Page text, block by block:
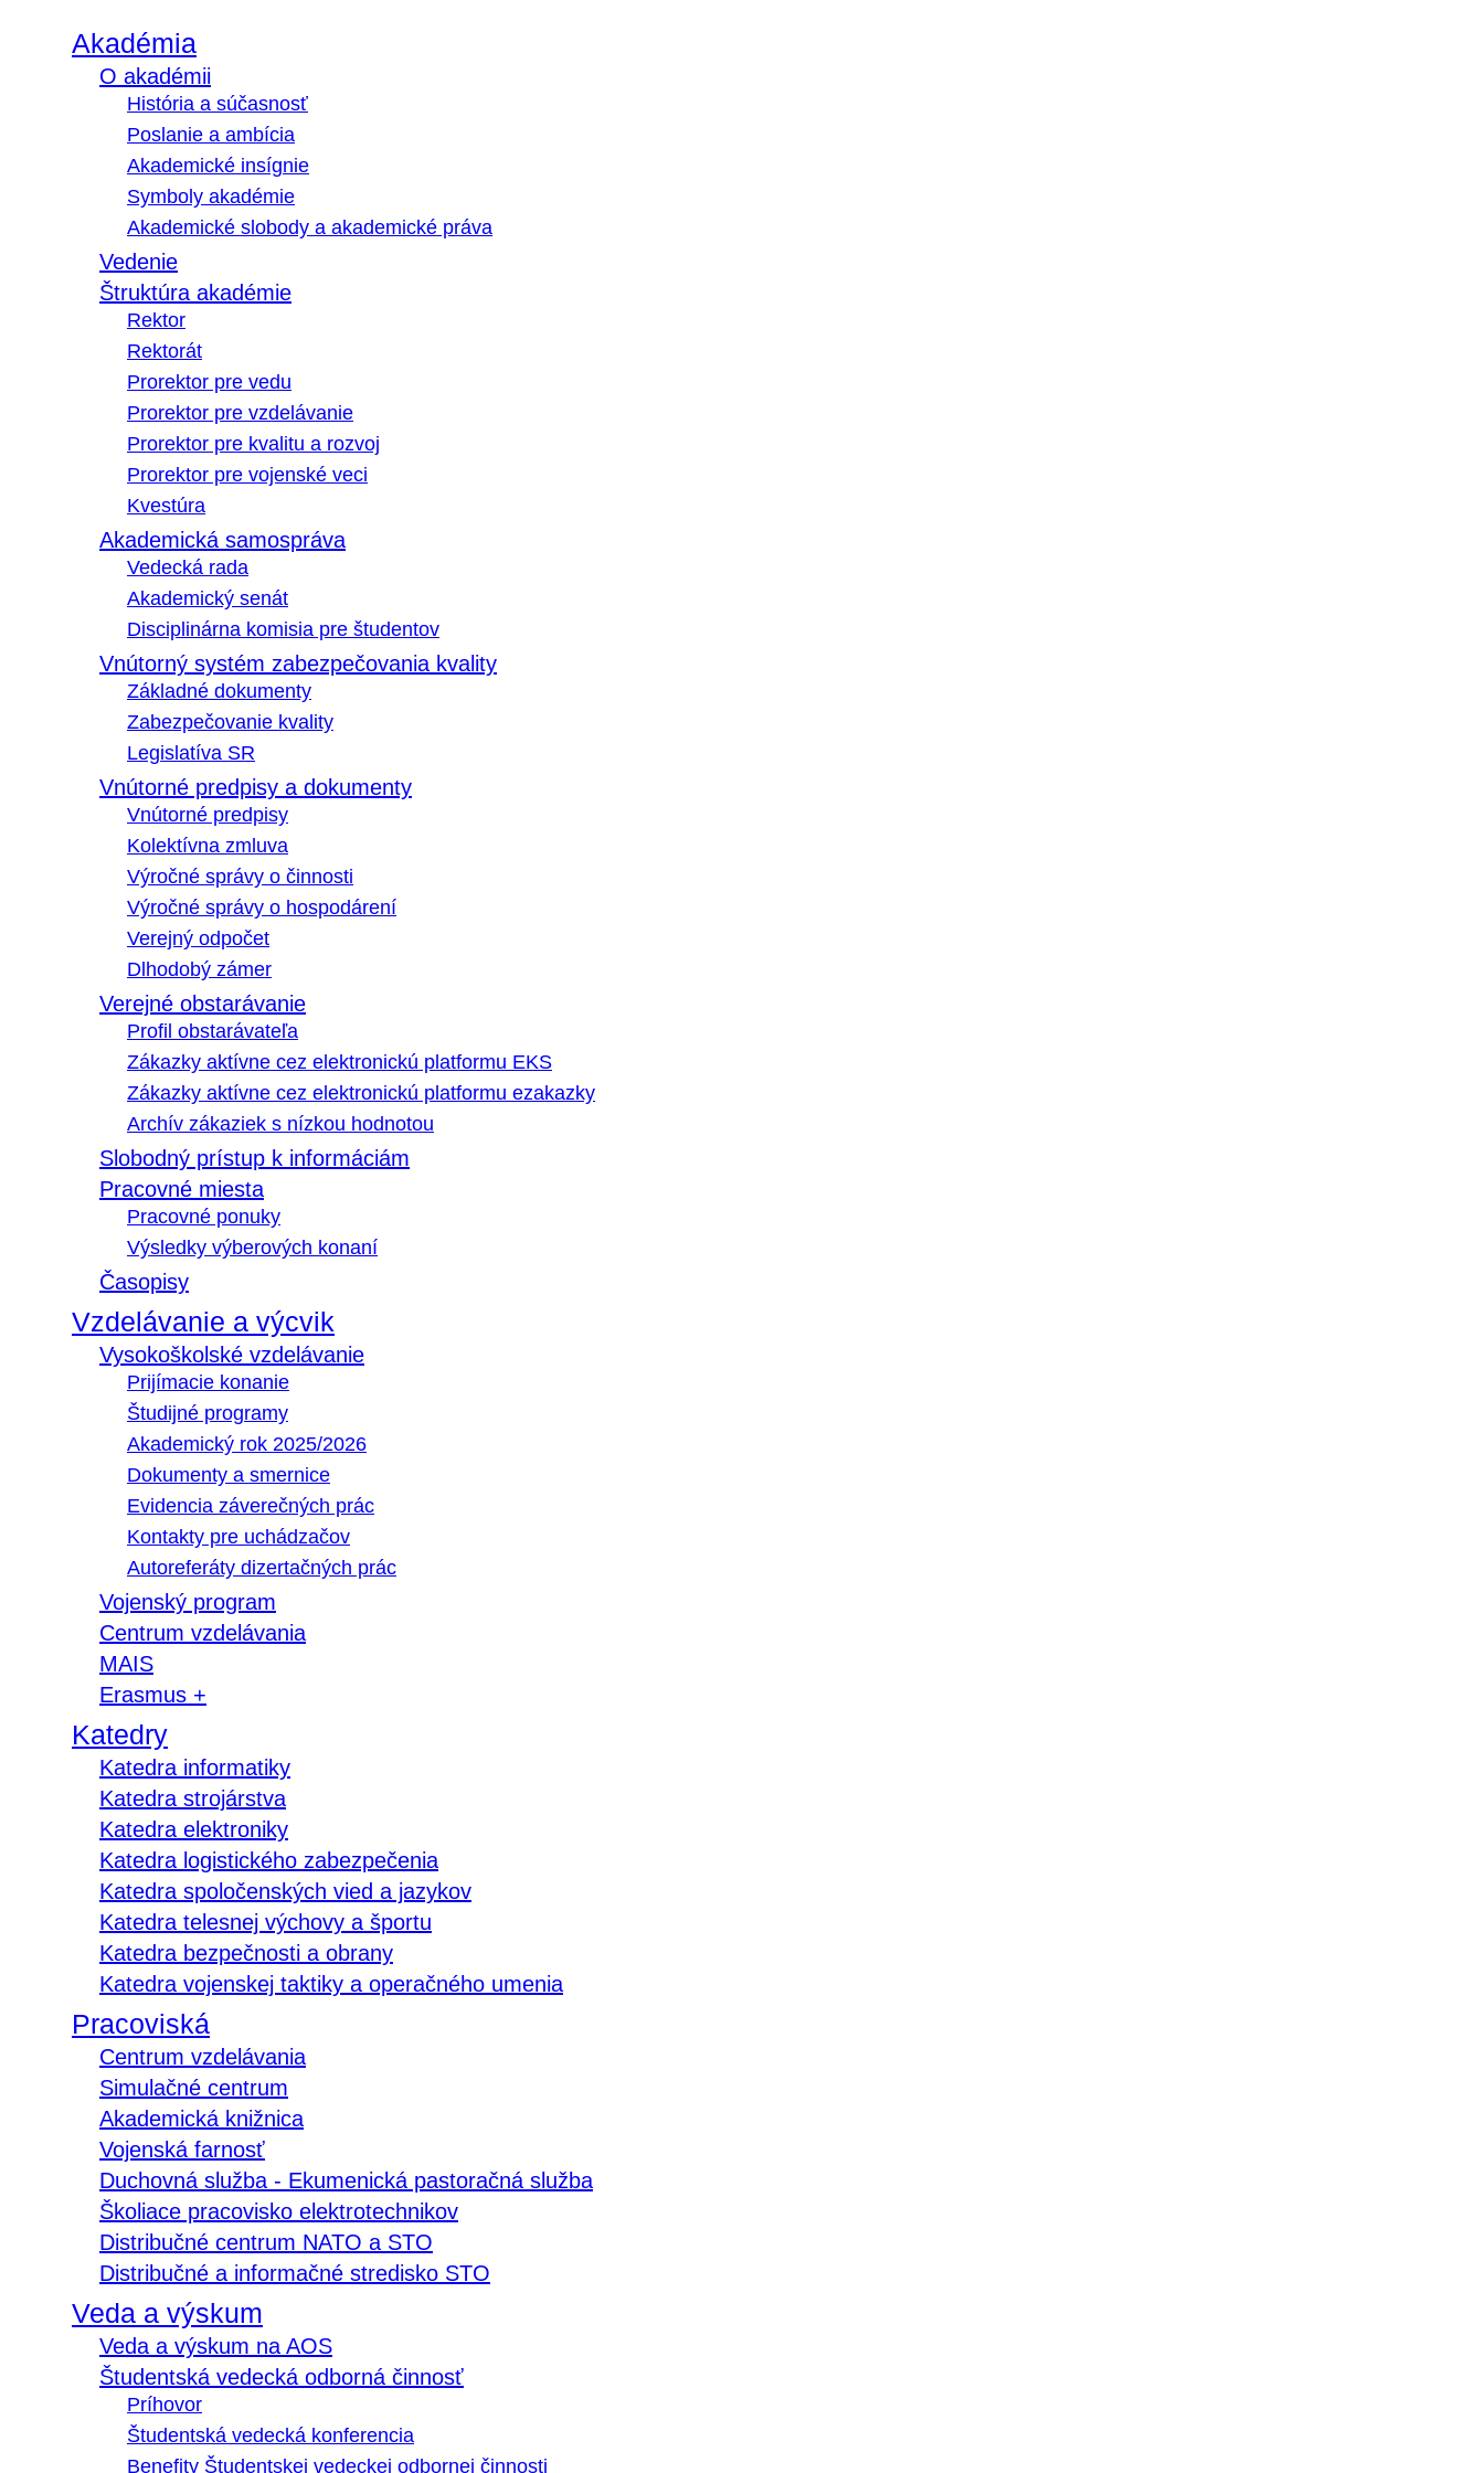
Akadémia
O akadémii
História a súčasnosť
Poslanie a ambícia
Akademické insígnie
Symboly akadémie
Akademické slobody a akademické práva
Vedenie
Štruktúra akadémie
Rektor
Rektorát
Prorektor pre vedu
Prorektor pre vzdelávanie
Prorektor pre kvalitu a rozvoj
Prorektor pre vojenské veci
Kvestúra
Akademická samospráva
Vedecká rada
Akademický senát
Disciplinárna komisia pre študentov
Vnútorný systém zabezpečovania kvality
Základné dokumenty
Zabezpečovanie kvality
Legislatíva SR
Vnútorné predpisy a dokumenty
Vnútorné predpisy
Kolektívna zmluva
Výročné správy o činnosti
Výročné správy o hospodárení
Verejný odpočet
Dlhodobý zámer
Verejné obstarávanie
Profil obstarávateľa
Zákazky aktívne cez elektronickú platformu EKS
Zákazky aktívne cez elektronickú platformu ezakazky
Archív zákaziek s nízkou hodnotou
Slobodný prístup k informáciám
Pracovné miesta
Pracovné ponuky
Výsledky výberových konaní
Časopisy
Vzdelávanie a výcvik
Vysokoškolské vzdelávanie
Prijímacie konanie
Študijné programy
Akademický rok 2025/2026
Dokumenty a smernice
Evidencia záverečných prác
Kontakty pre uchádzačov
Autoreferáty dizertačných prác
Vojenský program
Centrum vzdelávania
MAIS
Erasmus +
Katedry
Katedra informatiky
Katedra strojárstva
Katedra elektroniky
Katedra logistického zabezpečenia
Katedra spoločenských vied a jazykov
Katedra telesnej výchovy a športu
Katedra bezpečnosti a obrany
Katedra vojenskej taktiky a operačného umenia
Pracoviská
Centrum vzdelávania
Simulačné centrum
Akademická knižnica
Vojenská farnosť
Duchovná služba - Ekumenická pastoračná služba
Školiace pracovisko elektrotechnikov
Distribučné centrum NATO a STO
Distribučné a informačné stredisko STO
Veda a výskum
Veda a výskum na AOS
Študentská vedecká odborná činnosť
Príhovor
Študentská vedecká konferencia
Benefity Študentskej vedeckej odbornej činnosti